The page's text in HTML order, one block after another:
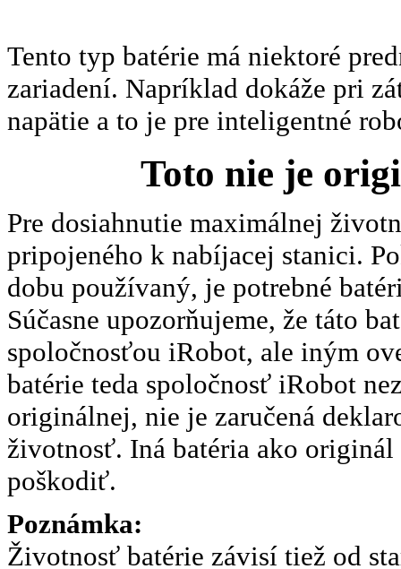
Tento typ batérie má niektoré
zariadení. Napríklad dokáže pri
napätie a to je pre inteligentné
Toto nie je
Pre dosiahnutie maximálnej
pripojeného k nabíjacej stanici.
dobu používaný, je potrebné
Súčasne upozorňujeme, že táto
spoločnosťou iRobot, ale iným
batérie teda spoločnosť iRobot
originálnej, nie je zaručená
životnosť. Iná batéria ako
poškodiť.
Poznámka:
Životnosť batérie závisí tiež od